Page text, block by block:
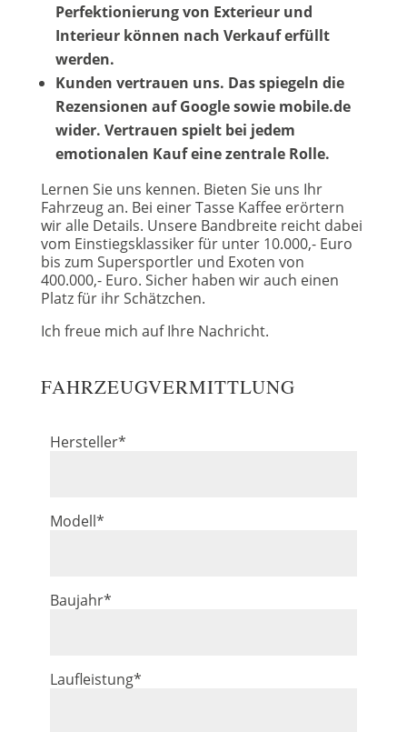
Perfektionierung von Exterieur und
Interieur können nach Verkauf erfüllt
werden.
Kunden vertrauen uns. Das spiegeln die
Rezensionen auf Google sowie mobile.de
wider. Vertrauen spielt bei jedem
emotionalen Kauf eine zentrale Rolle.
Lernen Sie uns kennen. Bieten Sie uns Ihr
Fahrzeug an. Bei einer Tasse Kaffee erörtern
wir alle Details. Unsere Bandbreite reicht dabei
vom Einstiegsklassiker für unter 10.000,- Euro
bis zum Supersportler und Exoten von
400.000,- Euro. Sicher haben wir auch einen
Platz für ihr Schätzchen.
Ich freue mich auf Ihre Nachricht.
FAHRZEUGVERMITTLUNG
Hersteller*
Modell*
Baujahr*
Laufleistung*